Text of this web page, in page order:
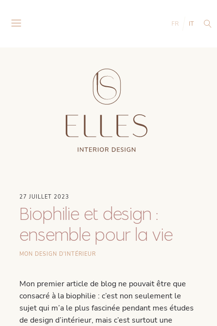
FR IT
27 JUILLET 2023
Biophilie et design :
ensemble pour la vie
MON DESIGN D'INTÉRIEUR
Mon premier article de blog ne pouvait être que
consacré à la biophilie : c’est non seulement le
sujet qui m’a le plus fascinée pendant mes études
de design d’intérieur, mais c’est surtout une